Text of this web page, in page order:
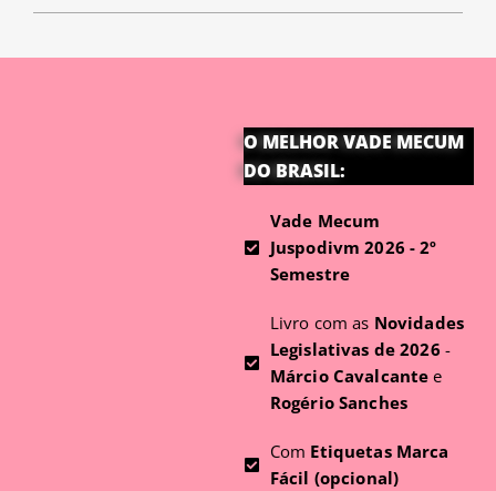
O MELHOR VADE MECUM
DO BRASIL:
Vade Mecum
Juspodivm 2026 - 2º
Semestre
Livro com as Novidades
Legislativas de 2026 -
Márcio Cavalcante e
Rogério Sanches
Com Etiquetas Marca
Fácil (opcional)